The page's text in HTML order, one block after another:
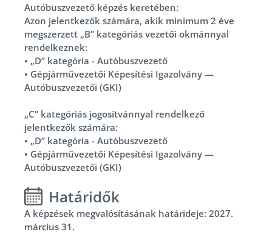
Autóbuszvezető képzés keretében:
Azon jelentkezők számára, akik minimum 2 éve
megszerzett „B” kategóriás vezetői okmánnyal
rendelkeznek:
• „D” kategória - Autóbuszvezető
• Gépjárművezetői Képesítési Igazolvány —
Autóbuszvezetői (GKI)
„C” kategóriás jogosítvánnyal rendelkező
jelentkezők számára:
• „D” kategória - Autóbuszvezető
• Gépjárművezetői Képesítési Igazolvány —
Autóbuszvezetői (GKI)
Határidők
A képzések megvalósításának határideje: 2027.
március 31.